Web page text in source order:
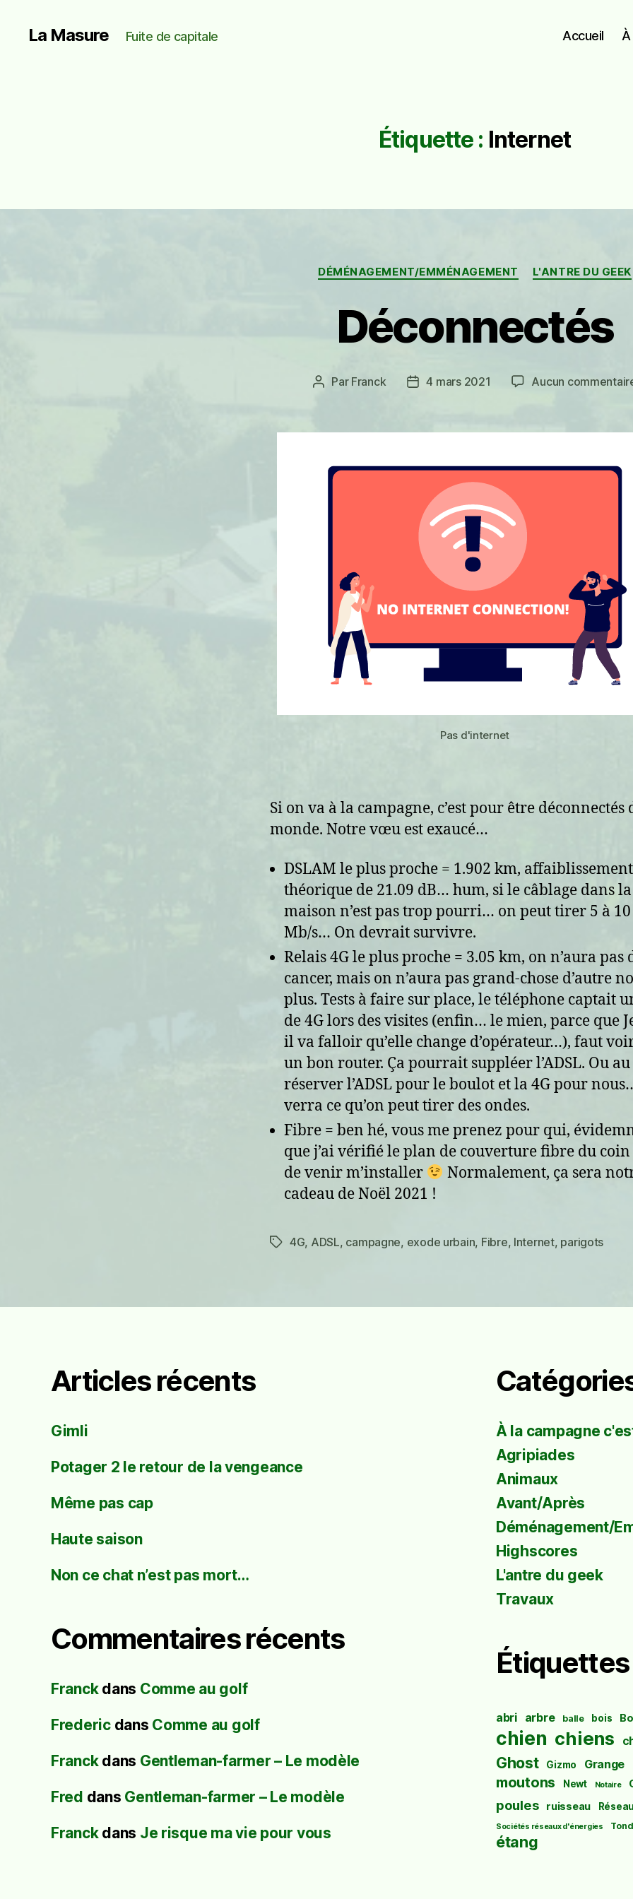
La Masure Fuite de capitale Accueil
Étiquette : Internet
Catégories
DÉMÉNAGEMENT/EMMÉNAGEMENT L'ANTRE DU GEEK
Déconnectés
Auteur
Par Franck
Date4 mars 2021 Aucun
Pas d'internet
Si on va à la campagne, c’est pour être déconnectés
monde. Notre vœu est exaucé…
DSLAM le plus proche = 1.902 km, affaiblissement
théorique de 21.09 dB… hum, si le câblage dans la
maison n’est pas trop pourri… on peut tirer 5 à 10
Mb/s… On devrait survivre.
Relais 4G le plus proche = 3.05 km, on n’aura pas
cancer, mais on n’aura pas grand-chose d’autre
plus. Tests à faire sur place, le téléphone captait
de 4G lors des visites (enfin… le mien, parce que
il va falloir qu’elle change d’opérateur…), faut
un bon router. Ça pourrait suppléer l’ADSL. Ou
réserver l’ADSL pour le boulot et la 4G pour
verra ce qu’on peut tirer des ondes.
Fibre = ben hé, vous me prenez pour qui,
que j’ai vérifié le plan de couverture fibre du
de venir m’installer
Normalement, ça sera
cadeau de Noël 2021 !
Étiquettes
4G, ADSL, campagne, exode urbain, Fibre, Internet, parigots
Articles récents
Gimli
Potager 2 le retour de la vengeance
Même pas cap
Haute saison
Non ce chat n’est pas mort…
Commentaires récents
Franckdans Comme au golf
Fredericdans Comme au golf
Franckdans Gentleman-farmer – Le modèle
Fred dans Gentleman-farmer – Le modèle
Franckdans Je risque ma vie pour vous
À la campagne
Agripiades
Animaux
Avant/Après
Déménagement/
Highscores
L'antre du geek
Travaux
Étiquettes
abri arbre balle bois
chien chiens
Ghost Gizmo Grange
moutons Newt Notaire
poules ruisseau
Sociétés réseaux d'énergies
étang